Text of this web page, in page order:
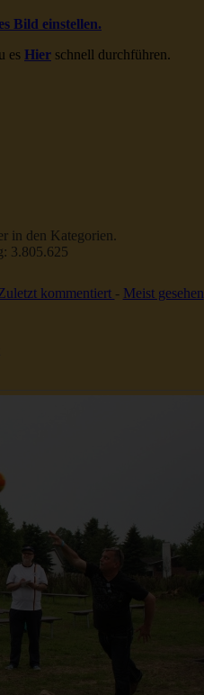
Bild einstellen.
es Hier schnell durchführen.
in den Kategorien.
3.805.625
kommentiert - Meist gesehen